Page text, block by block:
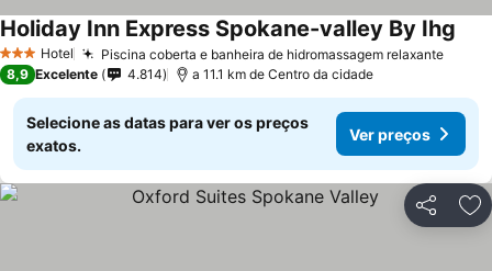
3 EstrelasHotel Piscina coberta e banheira de hidromassagem relaxante
Holiday Inn Express Spokane-valley By Ihg
8,9 Excelente 4.814 a 11.1 km de Centro da cidade
Selecione as datas para ver os preços
exatos.
Ver preços
Partilhar